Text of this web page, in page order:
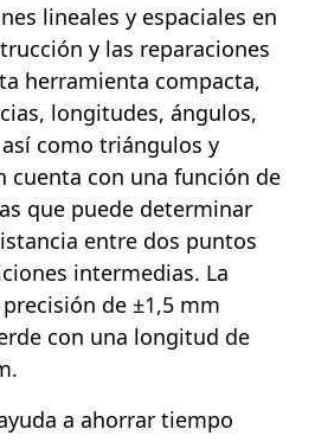
lineales y espaciales en
y las reparaciones
herramienta compacta,
longitudes, ángulos,
como triángulos y
cuenta con una función de
que puede determinar
entre dos puntos
intermedias. La
de ±1,5 mm
con una longitud de
a ahorrar tiempo